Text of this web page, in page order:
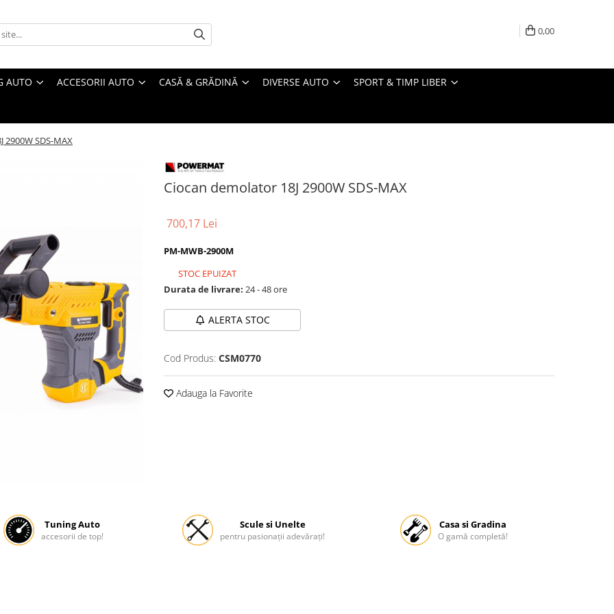
0,00
AUTO ACCESORII AUTO CASĂ & GRĂDINĂ DIVERSE AUTO SPORT & TIMP LIBER
SDS-MAX
Ciocan demolator 18J 2900W SDS-MAX
700,17 Lei
PM-MWB-2900M
STOC EPUIZAT
Durata de livrare: 24 - 48 ore
ALERTA STOC
Cod Produs: CSM0770
Adauga la Favorite
Tuning Auto
accesorii de top!
Scule si Unelte
pentru pasionații adevărați!
Casa si Gradina
O gamă completă!